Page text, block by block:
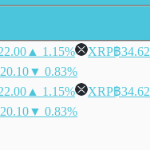
▲ 1.15% XRP฿34.62
▼ 0.83%
▲ 1.15% XRP฿34.62
▼ 0.83%